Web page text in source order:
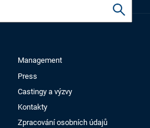
Management
Press
Castingy a výzvy
Kontakty
Zpracování osobních údajů